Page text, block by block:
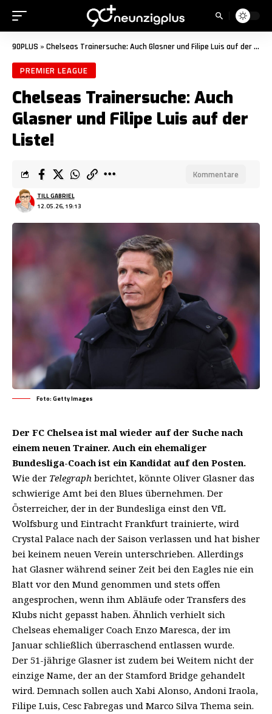
90PLUS » Chelseas Trainersuche: Auch Glasner und Filipe Luis auf der Liste!
PREMIER LEAGUE
Chelseas Trainersuche: Auch
Glasner und Filipe Luis auf der
Liste!
12.05.26, 19:13
TILL GABRIEL
Kommentare
Foto: Getty Images
Der FC Chelsea ist mal wieder auf der Suche nach
einem neuen Trainer. Auch ein ehemaliger
Bundesliga-Coach ist ein Kandidat auf den Posten.
Wie der Telegraph berichtet, könnte Oliver Glasner das
schwierige Amt bei den Blues übernehmen. Der
Österreicher, der in der Bundesliga einst den VfL
Wolfsburg und Eintracht Frankfurt trainierte, wird
Crystal Palace nach der Saison verlassen und hat bisher
bei keinem neuen Verein unterschrieben. Allerdings
hat Glasner während seiner Zeit bei den Eagles nie ein
Blatt vor den Mund genommen und stets offen
angesprochen, wenn ihm Abläufe oder Transfers des
Klubs nicht gepasst haben. Ähnlich verhielt sich
Chelseas ehemaliger Coach Enzo Maresca, der im
Januar schließlich überraschend entlassen wurde.
Der 51-jährige Glasner ist zudem bei Weitem nicht der
einzige Name, der an der Stamford Bridge gehandelt
wird. Demnach sollen auch Xabi Alonso, Andoni Iraola,
Filipe Luis, Cesc Fabregas und Marco Silva Thema sein.